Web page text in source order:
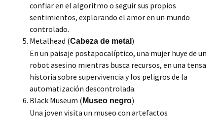
confiar en el algoritmo o seguir sus propios
sentimientos, explorando el amor en un mundo
controlado.
Metalhead (Cabeza de metal )
En un paisaje postapocalíptico, una mujer huye de un
robot asesino mientras busca recursos, en una tensa
historia sobre supervivencia y los peligros de la
automatización descontrolada.
Black Museum ( Museo negro)
Una joven visita un museo con artefactos